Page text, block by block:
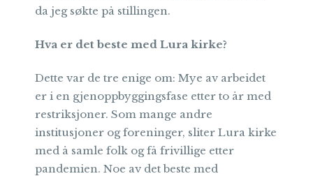
da jeg søkte på stillingen.
Hva er det beste med Lura kirke?
Dette var de tre enige om: Mye av arbeidet
er i en gjenoppbyggingsfase etter to år med
restriksjoner. Som mange andre
institusjoner og foreninger, sliter Lura kirke
med å samle folk og få frivillige etter
pandemien. Noe av det beste med